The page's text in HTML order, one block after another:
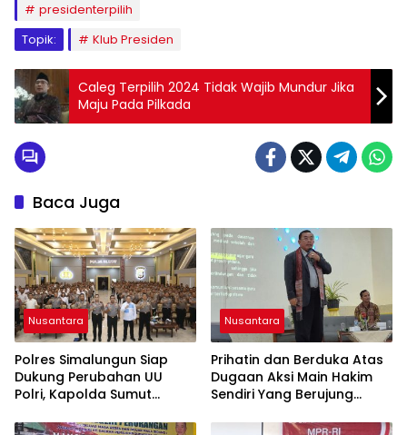
presidenterpilih
Topik:
Klub Presiden
Caleg Terpilih 2024 Tidak Wajib Mundur Jika
Maju Pada Pilkada
Baca Juga
Nusantara
Polres Simalungun Siap
Dukung Perubahan UU
Polri, Kapolda Sumut
Penguatan
Nusantara
Prihatin dan Berduka Atas
Dugaan Aksi Main Hakim
Sendiri Yang Berujung